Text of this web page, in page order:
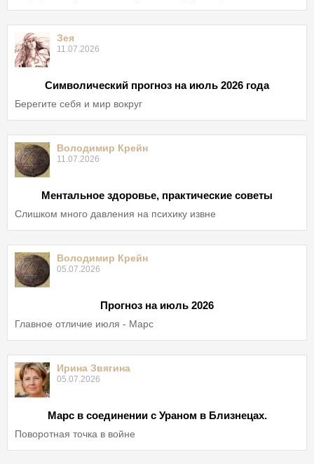
Зея
11.07.2026
Символический прогноз на июль 2026 года
Берегите себя и мир вокруг
Володимир Крейн
11.07.2026
Ментальное здоровье, практические советы
Слишком много давления на психику извне
Володимир Крейн
05.07.2026
Прогноз на июль 2026
Главное отличие июля - Марс
Ирина Звягина
05.07.2026
Марс в соединении с Ураном в Близнецах.
Поворотная точка в войне